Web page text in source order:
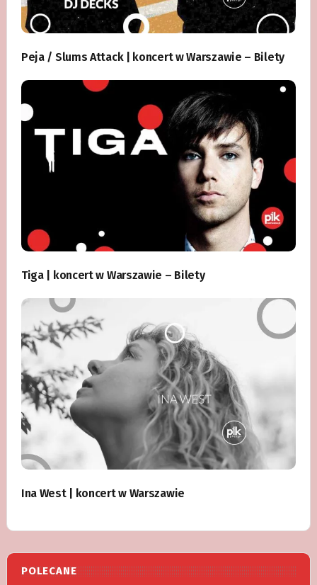
Peja / Slums Attack | koncert w Warszawie – Bilety
Tiga | koncert w Warszawie – Bilety
Ina West | koncert w Warszawie
POLECANE